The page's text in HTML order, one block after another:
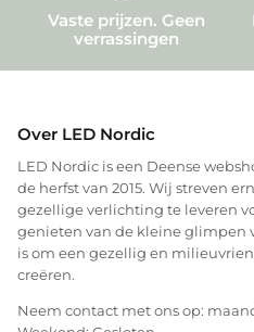
Vaste prijzen. Geen
verrassingen
Over LED Nordic
LED Nordic is een Deense
de herfst van 2015. Wij streven
gezellige verlichting te leveren
genieten van de kleine glimpen
is om een gezellig en
creëren.
Neem contact met ons op: